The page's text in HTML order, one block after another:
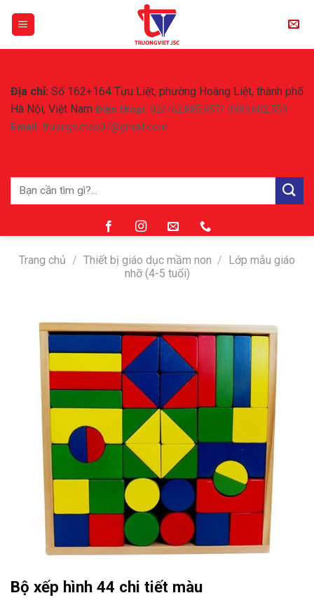
Địa chỉ: Số 162+164 Tựu Liệt, phường Hoàng Liệt, thành phố
Hà Nội, Việt Nam Điện thoại: 024/62.885.957/ 0983.602.553
Email : truongvietcp07@gmail.com
Tìm
Trang chủ / Thiết bị giáo dục mầm non /
Lớp mẫu giáo
nhỡ (4-5 tuổi)
Bộ xếp hình 44 chi tiết màu